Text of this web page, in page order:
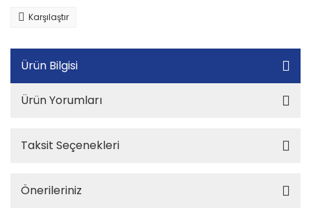
Karşılaştır
Ürün Bilgisi
Ürün Yorumları
Taksit Seçenekleri
Önerileriniz